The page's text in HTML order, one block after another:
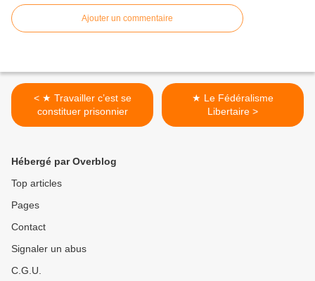
Ajouter un commentaire
< ★ Travailler c’est se
constituer prisonnier
★ Le Fédéralisme
Libertaire >
Hébergé par Overblog
Top articles
Pages
Contact
Signaler un abus
C.G.U.